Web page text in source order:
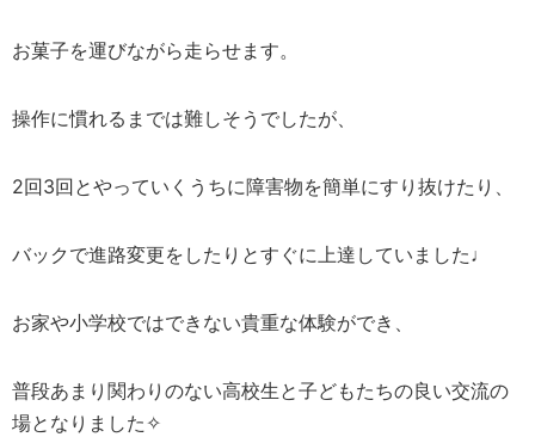
お菓子を運びながら走らせます。
操作に慣れるまでは難しそうでしたが、
2回3回とやっていくうちに障害物を簡単にすり抜けたり、
バックで進路変更をしたりとすぐに上達していました♩
お家や小学校ではできない貴重な体験ができ、
普段あまり関わりのない高校生と子どもたちの良い交流の
場となりました✧